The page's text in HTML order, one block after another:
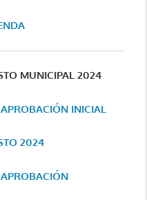
MUNICIPAL 2024
INICIAL
2024